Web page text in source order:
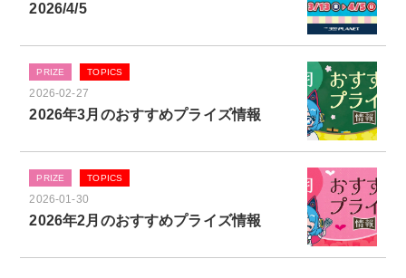
2026/4/5
PRIZE TOPICS
2026-02-27
2026年3月のおすすめプライズ情報
PRIZE TOPICS
2026-01-30
2026年2月のおすすめプライズ情報